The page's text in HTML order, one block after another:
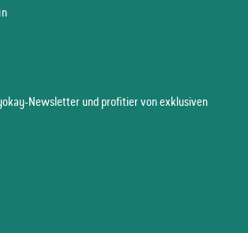
News­letter und profitier von exklusiven